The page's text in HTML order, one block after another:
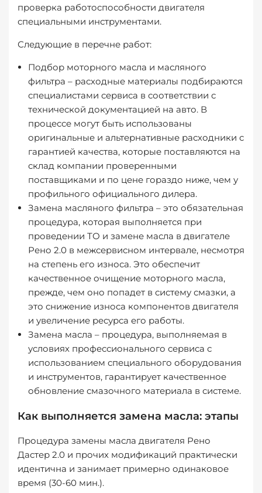
проверка работоспособности двигателя
специальными инструментами.
Следующие в перечне работ:
Подбор моторного масла и масляного
фильтра – расходные материалы подбираются
специалистами сервиса в соответствии с
технической документацией на авто. В
процессе могут быть использованы
оригинальные и альтернативные расходники с
гарантией качества, которые поставляются на
склад компании проверенными
поставщиками и по цене гораздо ниже, чем у
профильного официального дилера.
Замена масляного фильтра – это обязательная
процедура, которая выполняется при
проведении ТО и замене масла в двигателе
Рено 2.0 в межсервисном интервале, несмотря
на степень его износа. Это обеспечит
качественное очищение моторного масла,
прежде, чем оно попадет в систему смазки, а
это снижение износа компонентов двигателя
и увеличение ресурса его работы.
Замена масла – процедура, выполняемая в
условиях профессионального сервиса с
использованием специального оборудования
и инструментов, гарантирует качественное
обновление смазочного материала в системе.
Как выполняется замена масла: этапы
Процедура замены масла двигателя Рено
Дастер 2.0 и прочих модификаций практически
идентична и занимает примерно одинаковое
время (30-60 мин.).